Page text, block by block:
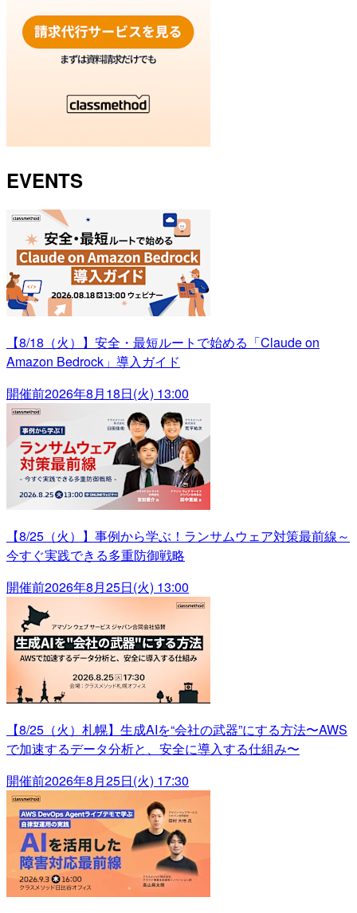
EVENTS
【8/18（火）】安全・最短ルートで始める「Claude on
Amazon Bedrock」導入ガイド
開催前2026年8月18日(火) 13:00
【8/25（火）】事例から学ぶ！ランサムウェア対策最前線～
今すぐ実践できる多重防御戦略
開催前2026年8月25日(火) 13:00
【8/25（火）札幌】生成AIを“会社の武器”にする方法〜AWS
で加速するデータ分析と、安全に導入する仕組み〜
開催前2026年8月25日(火) 17:30